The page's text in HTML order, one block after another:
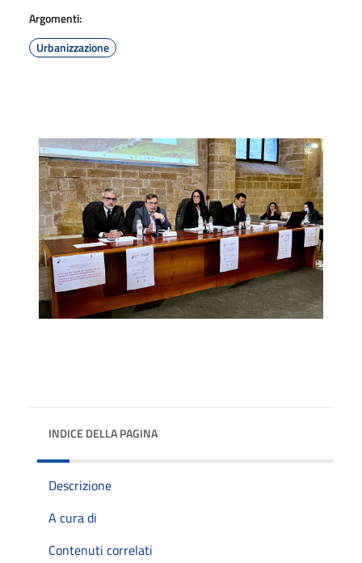
Argomenti:
Urbanizzazione
INDICE DELLA PAGINA
Descrizione
A cura di
Contenuti correlati